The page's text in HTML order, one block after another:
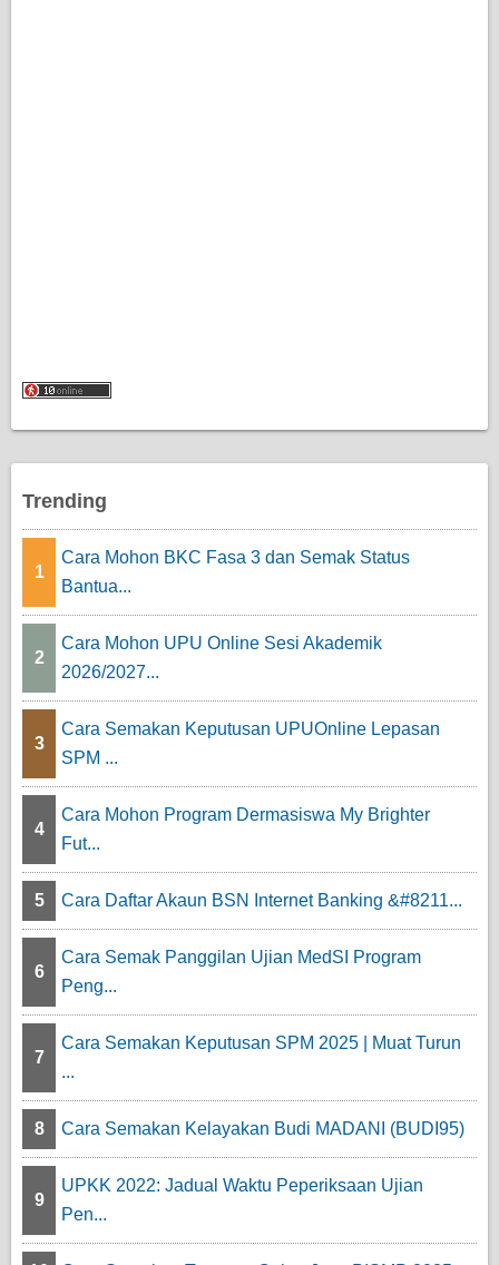
Trending
1
Cara Mohon BKC Fasa 3 dan Semak Status
Bantua...
2
Cara Mohon UPU Online Sesi Akademik
2026/2027...
3
Cara Semakan Keputusan UPUOnline Lepasan
SPM ...
4
Cara Mohon Program Dermasiswa My Brighter
Fut...
5 Cara Daftar Akaun BSN Internet Banking &#8211...
6
Cara Semak Panggilan Ujian MedSI Program
Peng...
7
Cara Semakan Keputusan SPM 2025 | Muat Turun
...
8 Cara Semakan Kelayakan Budi MADANI (BUDI95)
9
UPKK 2022: Jadual Waktu Peperiksaan Ujian
Pen...